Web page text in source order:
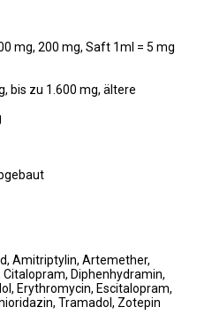
mg, 200 mg, Saft 1ml = 5 mg
bis zu 1.600 mg, ältere
Amitriptylin, Artemether,
Diphenhydramin,
Erythromycin, Escitalopram,
Tramadol, Zotepin